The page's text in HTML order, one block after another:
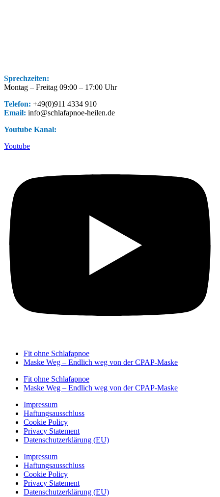
Sprechzeiten:
Montag – Freitag 09:00 – 17:00 Uhr
Telefon: +49(0)911 4334 910
Email: info@schlafapnoe-heilen.de
Youtube Kanal:
Youtube
Fit ohne Schlafapnoe
Maske Weg – Endlich weg von der CPAP-Maske
Fit ohne Schlafapnoe
Maske Weg – Endlich weg von der CPAP-Maske
Impressum
Haftungsausschluss
Cookie Policy
Privacy Statement
Datenschutzerklärung (EU)
Impressum
Haftungsausschluss
Cookie Policy
Privacy Statement
Datenschutzerklärung (EU)